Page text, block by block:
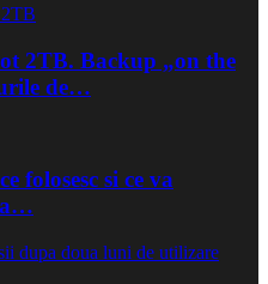
2TB. Backup „on the
de…
folosesc si ce va